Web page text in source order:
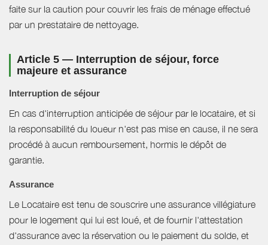
faite sur la caution pour couvrir les frais de ménage effectué
par un prestataire de nettoyage.
Article 5 — Interruption de séjour, force
majeure et assurance
Interruption de séjour
En cas d'interruption anticipée de séjour par le locataire, et si
la responsabilité du loueur n'est pas mise en cause, il ne sera
procédé à aucun remboursement, hormis le dépôt de
garantie.
Assurance
Le Locataire est tenu de souscrire une assurance villégiature
pour le logement qui lui est loué, et de fournir l'attestation
d'assurance avec la réservation ou le paiement du solde, et